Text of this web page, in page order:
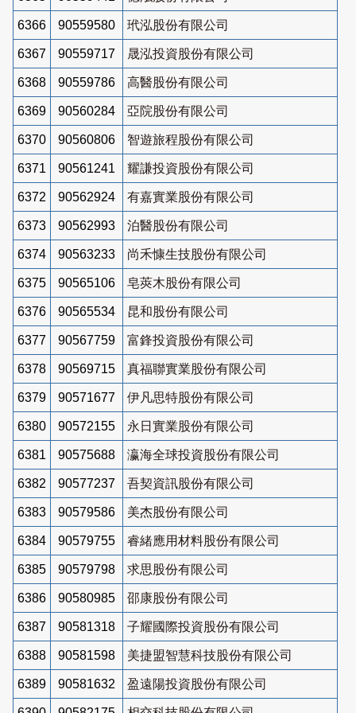
6366 90559580 玳泓股份有限公司
6367 90559717 晟泓投資股份有限公司
6368 90559786 高醫股份有限公司
6369 90560284 亞院股份有限公司
6370 90560806 智遊旅程股份有限公司
6371 90561241 耀謙投資股份有限公司
6372 90562924 有嘉實業股份有限公司
6373 90562993 泊醫股份有限公司
6374 90563233 尚禾慷生技股份有限公司
6375 90565106 皂莢木股份有限公司
6376 90565534 昆和股份有限公司
6377 90567759 富鋒投資股份有限公司
6378 90569715 真福聯實業股份有限公司
6379 90571677 伊凡思特股份有限公司
6380 90572155 永日實業股份有限公司
6381 90575688 瀛海全球投資股份有限公司
6382 90577237 吾契資訊股份有限公司
6383 90579586 美杰股份有限公司
6384 90579755 睿緒應用材料股份有限公司
6385 90579798 求思股份有限公司
6386 90580985 邵康股份有限公司
6387 90581318 子耀國際投資股份有限公司
6388 90581598 美捷盟智慧科技股份有限公司
6389 90581632 盈遠陽投資股份有限公司